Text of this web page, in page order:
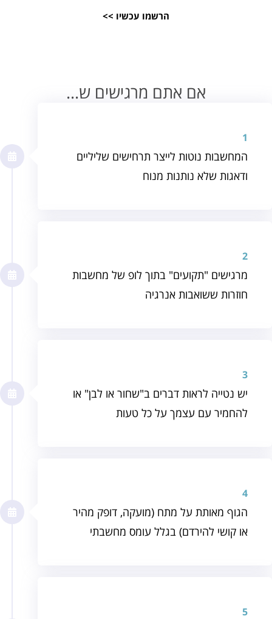
הרשמו עכשיו >>
אם אתם מרגישים ש...
1
המחשבות נוטות לייצר תרחישים שליליים
ודאגות שלא נותנות מנוח
2
מרגישים "תקועים" בתוך לופ של מחשבות
חוזרות ששואבות אנרגיה
3
יש נטייה לראות דברים ב"שחור או לבן" או
להחמיר עם עצמך על כל טעות
4
הגוף מאותת על מתח (מועקה, דופק מהיר
או קושי להירדם) בגלל עומס מחשבתי
5